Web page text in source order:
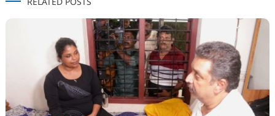
RELATED POSTS